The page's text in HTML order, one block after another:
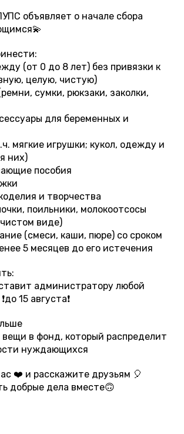
объявляет о начале сбора
(от 0 до 8 лет) без привязки к
целую, чистую)
сумки, рюкзаки, заколки,
для беременных и
мягкие игрушки; кукол, одежду и
них)
пособия
и творчества
поильники, молокоотсосы
виде)
(смеси, каши, пюре) со сроком
5 месяцев до его истечения
администратору любой
15 августа❗️
в фонд, который распределит
нуждающихся
❤️ и расскажите друзьям 🎈
добрые дела вместе🙃